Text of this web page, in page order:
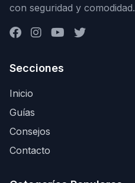
con seguridad y comodidad.
Secciones
Inicio
Guías
Consejos
Contacto